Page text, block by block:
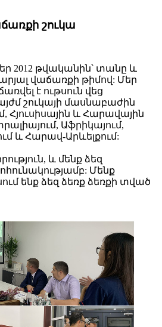
շուկա
2012 թվականին՝ տանը և
վաճառքի թիմով: Մեր
է ութսուն վեց
շուկայի մասնաբաժին
Հյուսիսային և Հարավային
Աֆրիկայում,
և Հարավ-Արևելքում:
և մենք ձեզ
Մենք
ենք ձեզ ձեռք ձեռքի տված